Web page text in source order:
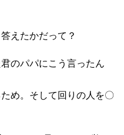
えたかだって？
のパパにこう言ったん
め。そして回りの人を〇